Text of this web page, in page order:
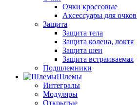
Очки кроссовые
Аксессуары для очков
Защита
Защита тела
Защита колена, локтя
Защита шеи
Защита встраиваемая
Подшлемники
Шлемы
Интегралы
Модуляры
Открытые